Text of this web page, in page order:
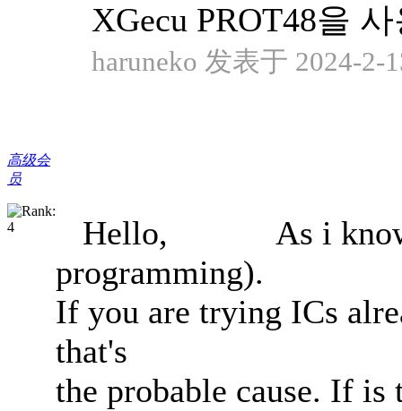
高级会
员
XGecu PROT48을
haruneko 发表于 2024-2-
Hello, As i know,
programming).
If you are trying ICs
that's
the probable cause. If is